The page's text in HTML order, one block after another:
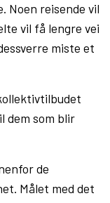
Noen reisende vil
vil få lengre vei
miste et
dem som blir
de
Målet med det